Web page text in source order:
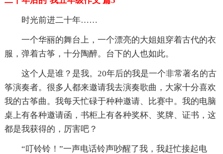
时光前进二十年……
一个华丽的舞台上，一个漂亮的大姐姐穿着古代的衣
服，弹着古筝，十分陶醉。台下的人也如此。
这个人是谁？是我。20年后的我是一个非常著名的古
筝演奏者。很多人都来邀请我去演奏歌曲，大家十分喜欢
我的古筝曲。我每天忙碌于种种邀请、比赛中。我的电脑
桌上有各种邀请函，书柜上有各种奖杯、奖牌、证书，这
都是我获得的，厉害吧？
“叮铃铃！”一声电话铃声吵醒了我，我赶忙接起电